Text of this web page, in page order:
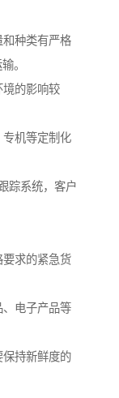
和种类有严格
。
境的影响较
机等定制化
踪系统，客户
要求的紧急货
电子产品等
持新鲜度的